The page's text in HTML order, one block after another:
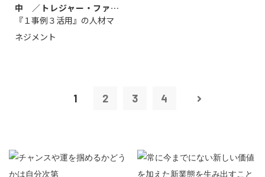
中 ／トレジャー・ファク
トリー社長野坂...
『１事例３活用』の人材マ
ネジメント
1 2 3 4